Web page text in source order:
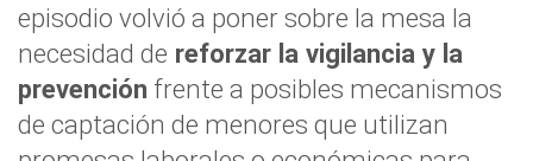
episodio volvió a poner sobre la mesa la
necesidad de reforzar la vigilancia y la
prevención frente a posibles mecanismos
de captación de menores que utilizan